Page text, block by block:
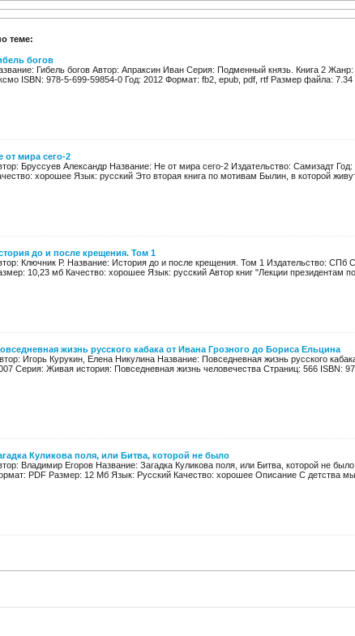
теме:
богов
Гибель богов Автор: Апраксин Иван Серия: Подменный князь. Книга 2
ISBN: 978-5-699-59854-0 Год: 2012 Формат: fb2, epub, pdf, rtf Размер файла: 7.34
от мира сего-2
Бруссуев Александр Название: Не от мира сего-2 Издательство: Самизадт
хорошее Язык: русский Это вторая книга по мотивам Былин, в которой
до и после крещения. Том 1
Ключник Р. Название: История до и после крещения. Том 1 Издательство:
10,23 мб Качество: хорошее Язык: русский Автор книг "Лекции президентам
жизнь русского кабака от Ивана Грозного до Бориса Ельцина
Игорь Курукин, Елена Никулина Название: Повседневная жизнь русского
Серия: Живая история: Повседневная жизнь человечества Страниц: 566 ISBN:
Куликова поля, или Битва, которой не было
Владимир Егоров Название: Загадка Куликова поля, или Битва, которой не
PDF Размер: 12 Мб Язык: Русский Качество: хорошее Описание С детства мы